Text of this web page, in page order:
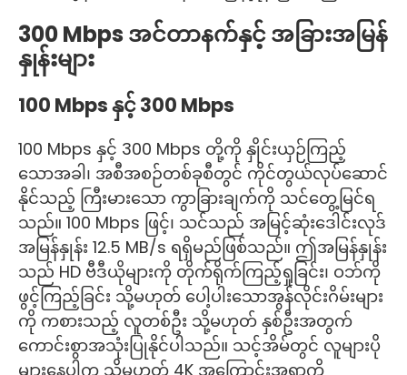
300 Mbps အင်တာနက်နှင့် အခြားအမြန်
နှုန်းများ
100 Mbps နှင့် 300 Mbps
100 Mbps နှင့် 300 Mbps တို့ကို နှိုင်းယှဉ်ကြည့်
သောအခါ၊ အစီအစဉ်တစ်ခုစီတွင် ကိုင်တွယ်လုပ်ဆောင်
နိုင်သည့် ကြီးမားသော ကွာခြားချက်ကို သင်တွေ့မြင်ရ
သည်။ 100 Mbps ဖြင့်၊ သင်သည် အမြင့်ဆုံးဒေါင်းလုဒ်
အမြန်နှုန်း 12.5 MB/s ရရှိမည်ဖြစ်သည်။ ဤအမြန်နှုန်း
သည် HD ဗီဒီယိုများကို တိုက်ရိုက်ကြည့်ရှုခြင်း၊ ဝဘ်ကို
ဖွင့်ကြည့်ခြင်း သို့မဟုတ် ပေါ့ပါးသောအွန်လိုင်းဂိမ်းများ
ကို ကစားသည့် လူတစ်ဦး သို့မဟုတ် နှစ်ဦးအတွက်
ကောင်းစွာအသုံးပြုနိုင်ပါသည်။ သင့်အိမ်တွင် လူများပို
များနေပါက သို့မဟုတ် 4K အကြောင်းအရာကို